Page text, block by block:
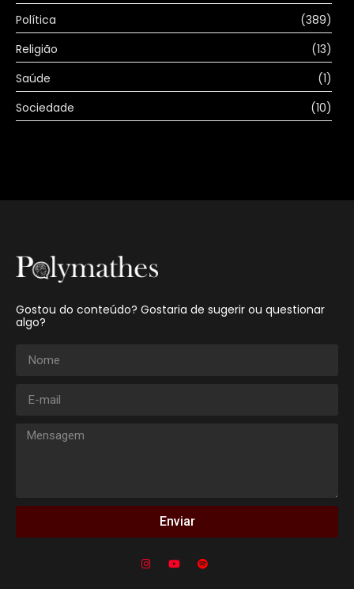
Política
(389)
Religião
(13)
Saúde
(1)
Sociedade
(10)
Gostou do conteúdo? Gostaria de sugerir ou questionar
algo?
Enviar